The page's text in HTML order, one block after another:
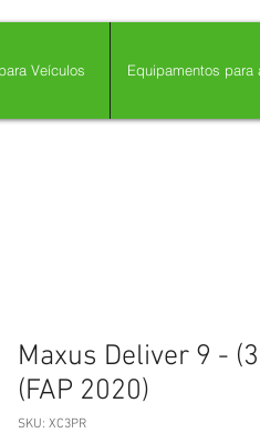
Veículos Equipamentos para
Maxus Deliver 9 -
(FAP 2020)
SKU: XC3PR